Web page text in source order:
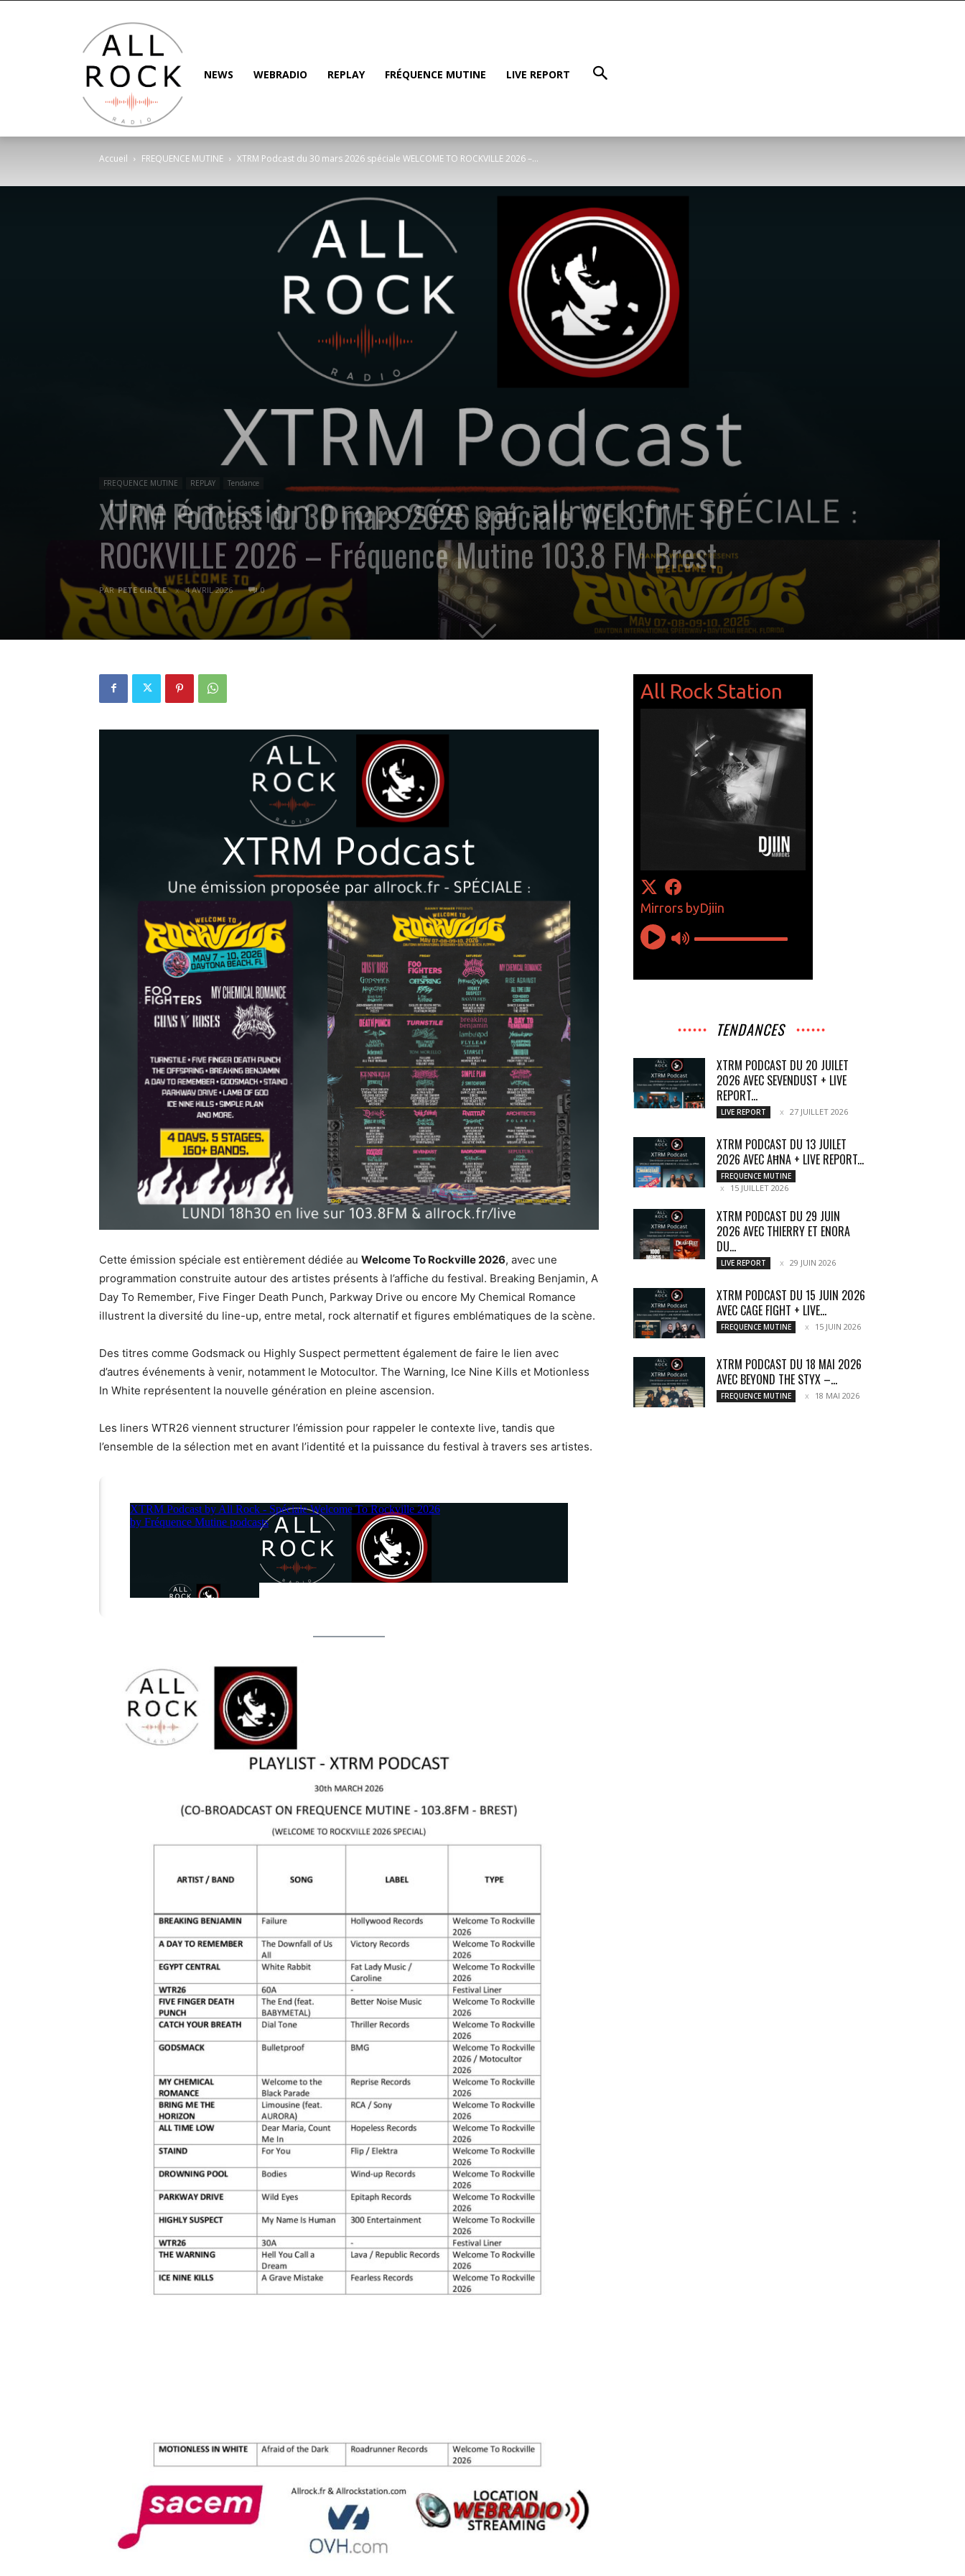
NEWS WEBRADIO REPLAY FRÉQUENCE MUTINE LIVE REPORT
Accueil FREQUENCE MUTINE XTRM Podcast du 30 mars 2026 spéciale WELCOME TO ROCKVILLE 2026 –...
FREQUENCE MUTINE REPLAY Tendance
XTRM Podcast du 30 mars 2026 spéciale WELCOME TO
ROCKVILLE 2026 – Fréquence Mutine 103.8 FM Brest
PAR PETE CIRCLE 4 AVRIL 2026 0
Cette émission spéciale est entièrement dédiée au Welcome To Rockville 2026, avec une
programmation construite autour des artistes présents à l’affiche du festival. Breaking Benjamin, A
Day To Remember, Five Finger Death Punch, Parkway Drive ou encore My Chemical Romance
illustrent la diversité du line-up, entre metal, rock alternatif et figures emblématiques de la scène.
Des titres comme Godsmack ou Highly Suspect permettent également de faire le lien avec
d’autres événements à venir, notamment le Motocultor. The Warning, Ice Nine Kills et Motionless
In White représentent la nouvelle génération en pleine ascension.
Les liners WTR26 viennent structurer l’émission pour rappeler le contexte live, tandis que
l’ensemble de la sélection met en avant l’identité et la puissance du festival à travers ses artistes.
TENDANCES
XTRM PODCAST DU 20 JUILET
2026 AVEC SEVENDUST + LIVE
REPORT...
LIVE REPORT 27 JUILLET 2026
XTRM PODCAST DU 13 JUILET
2026 AVEC AĦNA + LIVE REPORT...
FREQUENCE MUTINE
15 JUILLET 2026
XTRM PODCAST DU 29 JUIN
2026 AVEC THIERRY ET ENORA
DU...
LIVE REPORT 29 JUIN 2026
XTRM PODCAST DU 15 JUIN 2026
AVEC CAGE FIGHT + LIVE...
FREQUENCE MUTINE 15 JUIN 2026
XTRM PODCAST DU 18 MAI 2026
AVEC BEYOND THE STYX –...
FREQUENCE MUTINE 18 MAI 2026